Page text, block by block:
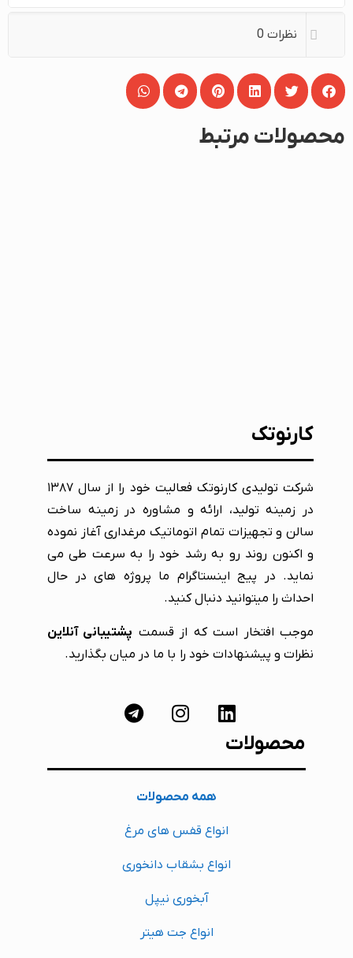
نظرات 0
محصولات مرتبط
کارنوتک
شرکت تولیدی کارنوتک فعالیت خود را از سال ۱۳۸۷
در زمینه تولید، ارائه و مشاوره در زمینه ساخت
سالن و تجهیزات تمام اتوماتیک مرغداری آغاز نموده
و اکنون روند رو به رشد خود را به سرعت طی می
نماید. در پیج اینستاگرام ما پروژه های در حال
احداث را میتوانید دنبال کنید.
موجب افتخار است که از قسمت پشتیبانی آنلاین
نظرات و پیشنهادات خود را با ما در میان بگذارید.
محصولات
همه محصولات
انواع قفس های مرغ
انواع بشقاب دانخوری
آبخوری نیپل
انواع جت هیتر